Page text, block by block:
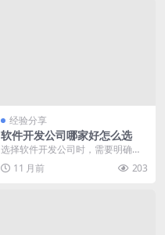
经验分享
软件开发公司哪家好怎么选
选择软件开发公司时，需要明确自
身需求，对比不同公司的技术栈、
项目经验、服务范围和...
11 月前 203